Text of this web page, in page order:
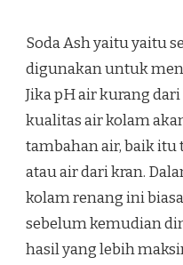
Soda Ash yaitu yaitu
digunakan untuk
Jika pH air kurang
kualitas air kolam
tambahan air, baik
atau air dari kran.
kolam renang ini
sebelum kemudian
hasil yang lebih